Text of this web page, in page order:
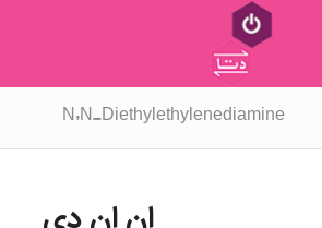
N,N-Diethylethylenediamine